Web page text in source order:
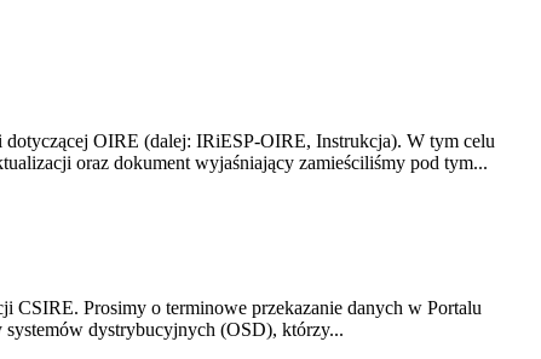
OIRE (dalej: IRiESP-OIRE, Instrukcja). W tym celu
oraz dokument wyjaśniający zamieściliśmy pod tym...
CSIRE. Prosimy o terminowe przekazanie danych w Portalu
dystrybucyjnych (OSD), którzy...